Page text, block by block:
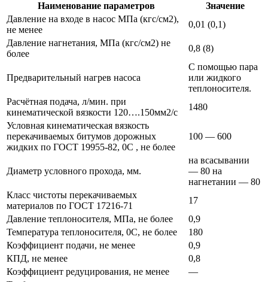
Наименование параметров
Значение
Давление на входе в насос МПа (кгс/см2),
не менее
0,01 (0,1)
Давление нагнетания, МПа (кгс/см2) не
более
0,8 (8)
Предварительный нагрев насоса
С помощью пара
или жидкого
теплоносителя.
Расчётная подача, л/мин. при
кинематической вязкости 120….150мм2/с
1480
Условная кинематическая вязкость
перекачиваемых битумов дорожных
жидких по ГОСТ 19955-82, 0С , не более
100 — 600
Диаметр условного прохода, мм.
на всасывании
— 80 на
нагнетании — 80
Класс чистоты перекачиваемых
материалов по ГОСТ 17216-71
17
Давление теплоносителя, МПа, не более
0,9
Температура теплоносителя, 0С, не более
180
Коэффициент подачи, не менее
0,9
КПД, не менее
0,8
Коэффициент редуцирования, не менее
—